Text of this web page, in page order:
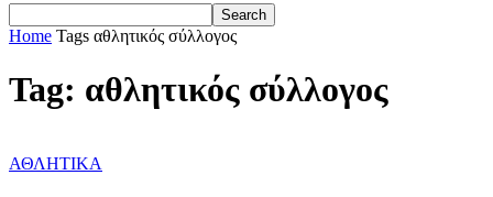
Home Tags αθλητικός σύλλογος
Tag: αθλητικός σύλλογος
ΑΘΛΗΤΙΚΑ